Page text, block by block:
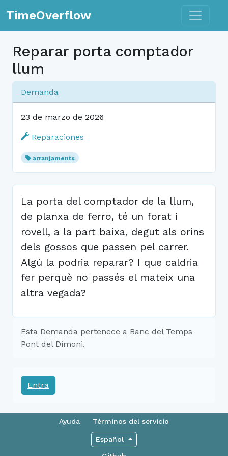
TimeOverflow Toggle
Reparar porta comptador
llum
Demanda
23 de marzo de 2026
Reparaciones
arranjaments
La porta del comptador de la llum,
de planxa de ferro, té un forat i
rovell, a la part baixa, degut als orins
dels gossos que passen pel carrer.
Algú la podria reparar? I que caldria
fer perquè no passés el mateix una
altra vegada?
Esta Demanda pertenece a Banc del Temps
Pont del Dimoni.
Entra
Ayuda Términos del servicio
Español